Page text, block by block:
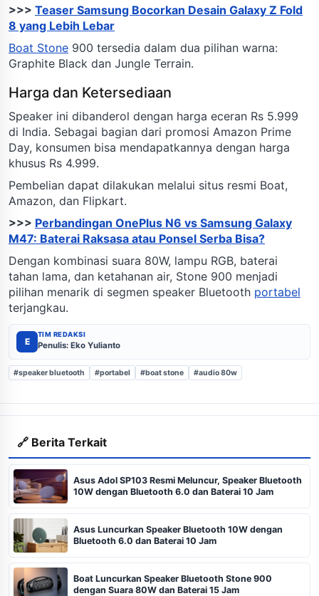
>>> Teaser Samsung Bocorkan Desain Galaxy Z Fold
8 yang Lebih Lebar
Boat Stone 900 tersedia dalam dua pilihan warna:
Graphite Black dan Jungle Terrain.
Harga dan Ketersediaan
Speaker ini dibanderol dengan harga eceran Rs 5.999
di India. Sebagai bagian dari promosi Amazon Prime
Day, konsumen bisa mendapatkannya dengan harga
khusus Rs 4.999.
Pembelian dapat dilakukan melalui situs resmi Boat,
Amazon, dan Flipkart.
>>> Perbandingan OnePlus N6 vs Samsung Galaxy
M47: Baterai Raksasa atau Ponsel Serba Bisa?
Dengan kombinasi suara 80W, lampu RGB, baterai
tahan lama, dan ketahanan air, Stone 900 menjadi
pilihan menarik di segmen speaker Bluetooth portabel
terjangkau.
E
TIM REDAKSI
Penulis: Eko Yulianto
#speaker bluetooth #portabel #boat stone #audio 80w
🔗 Berita Terkait
Asus Adol SP103 Resmi Meluncur, Speaker Bluetooth
10W dengan Bluetooth 6.0 dan Baterai 10 Jam
Asus Luncurkan Speaker Bluetooth 10W dengan
Bluetooth 6.0 dan Baterai 10 Jam
Boat Luncurkan Speaker Bluetooth Stone 900
dengan Suara 80W dan Baterai 15 Jam